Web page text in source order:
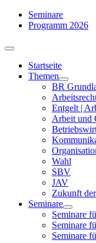
Zum
Inhalt
Seminare
Programm 2026
Toggle
NavigationStartseite
Themen
BR
Entgelt |
Arbeit und
Wahl
SBV
JAV
Zukunft
Seminare
Seminare
Seminare
Seminare